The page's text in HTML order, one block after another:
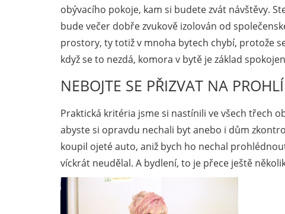
obývacího pokoje, kam si budete zvát návštěvy.
bude večer dobře zvukově izolován od
prostory, ty totiž v mnoha bytech chybí, protože
když se to nezdá, komora v bytě je základ
NEBOJTE SE PŘIZVAT NA
Praktická kritéria jsme si nastínili ve všech třech
abyste si opravdu nechali byt anebo i dům
koupil ojeté auto, aniž bych ho nechal
víckrát neudělal. A bydlení, to je přece ještě